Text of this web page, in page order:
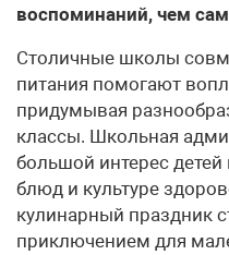
воспоминаний, чем
Столичные школы
питания помогают
придумывая
классы. Школьная
большой интерес детей
блюд и культуре
кулинарный праздник
приключением для